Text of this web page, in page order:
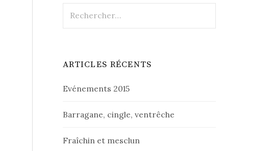
ARTICLES RÉCENTS
Evénements 2015
Barragane, cingle, ventrêche
Fraîchin et mesclun